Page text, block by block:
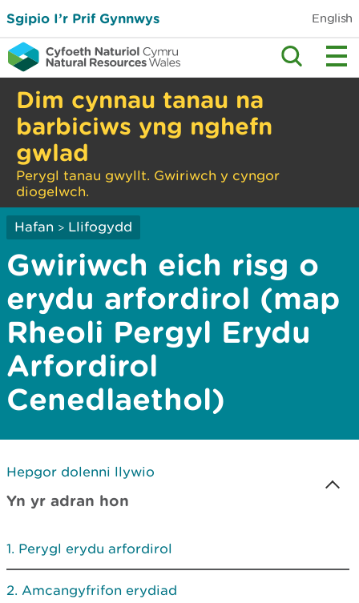
Sgipio I’r Prif Gynnwys English
Dim cynnau tanau na
barbiciws yng nghefn
gwlad
Perygl tanau gwyllt. Gwiriwch y cyngor
diogelwch.
Hafan > Llifogydd
Gwiriwch eich risg o
erydu arfordirol (map
Rheoli Pergyl Erydu
Arfordirol
Cenedlaethol)
Hepgor dolenni llywio
Yn yr adran hon
Perygl erydu arfordirol
Amcangyfrifon erydiad